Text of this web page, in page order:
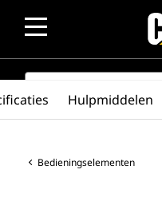
SEARCH
Bedieningselementen
Hulpmiddelen